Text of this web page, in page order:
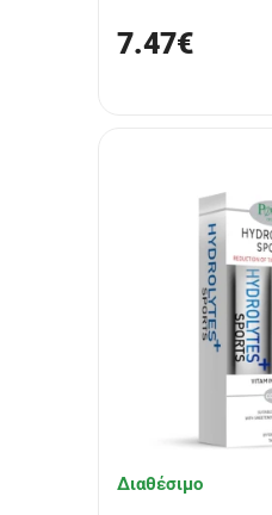
7.47€
Διαθέσιμο